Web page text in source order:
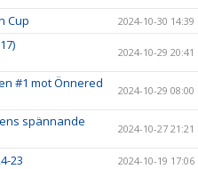
Cup 2024-10-30 14:39
2024-10-29 20:41
#1 mot Önnered
2024-10-29 08:00
spännande
2024-10-27 21:21
23 2024-10-19 17:06